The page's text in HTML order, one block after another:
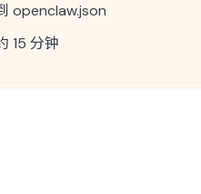
openclaw.json
15 分钟